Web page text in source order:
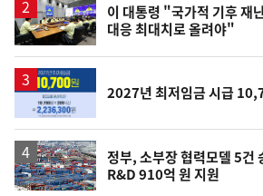
이 대통령 "국가적 기후 재
대응 최대치로 올려야"
2027년 최저임금 시급
정부, 소부장 협력모델 5
R&D 910억 원 지원